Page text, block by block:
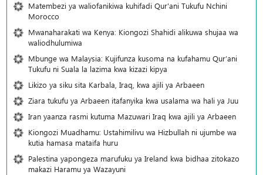
Matembezi ya waliofanikiwa kuhifadi Qur'ani Tukufu Nchini
Morocco
Mwanaharakati wa Kenya: Kiongozi Shahidi alikuwa shujaa wa
waliodhulumiwa
Mbunge wa Malaysia: Kujifunza kusoma na kufahamu Qur’ani
Tukufu ni Suala la lazima kwa kizazi kipya
Likizo ya siku sita Karbala, Iraq, kwa ajili ya Arbaeen
Ziara tukufu ya Arbaeen itafanyika kwa usalama wa hali ya Juu
Iran yaanza rasmi kutuma Mazuwari Iraq kwa ajili ya Arbaeen
Kiongozi Muadhamu: Ustahimilivu wa Hizbullah ni ujumbe wa
kutia hamasa mataifa huru
Palestina yapongeza marufuku ya Ireland kwa bidhaa zitokazo
makazi Haramu ya Wazayuni